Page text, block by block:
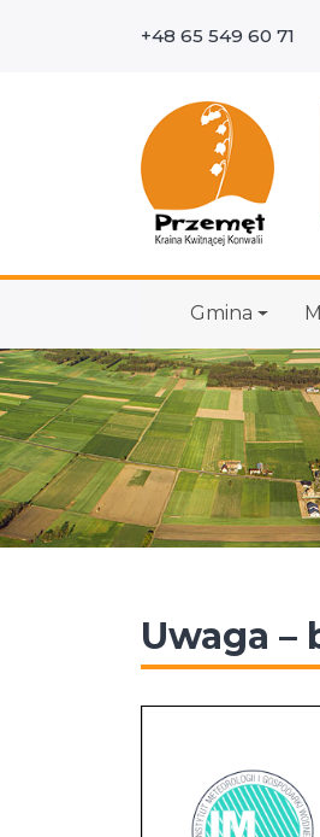
+48 65 549 60 71
Gmina
Uwaga –